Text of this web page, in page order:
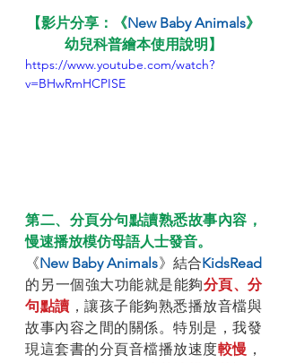
【影片分享：《New Baby Animals》
幼兒科普繪本使用說明】
https://www.youtube.com/watch?
v=BHwRmHCPISE
第二、分頁分句點讀熟悉故事內容，
慢速播放模仿母語人士發音。
《New Baby Animals》結合KidsRead
的​另一個強大功能就是能夠分頁、分
句點讀 ，讓孩子能夠熟悉播放音檔與
故事內容之間的關係。特別是，我發
現這套書的分頁音檔播放速度較慢 ，